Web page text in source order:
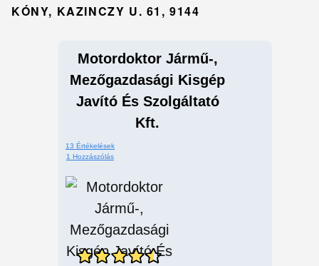
KÓNY, KAZINCZY U. 61, 9144
Motordoktor Jármű-,
Mezőgazdasági Kisgép
Javító És Szolgáltató
Kft.
13 Értékelések
1 Hozzászólás